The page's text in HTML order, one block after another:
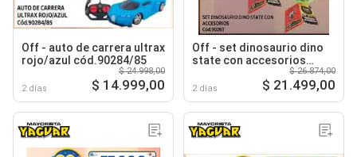
Off - auto de carrera ultrax
rojo/azul cód.90284/85
2 días
$ 24.998,00
$ 14.999,00
Off - set dinosaurio dino
state con accesorios
2 días
$ 26.874,00
$ 21.499,00